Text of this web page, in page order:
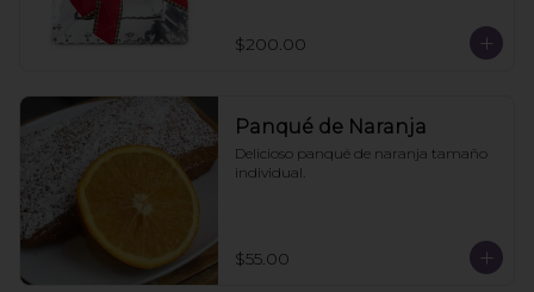
$200.00
Panqué de Naranja
Delicioso panqué de naranja tamaño
individual.
$55.00